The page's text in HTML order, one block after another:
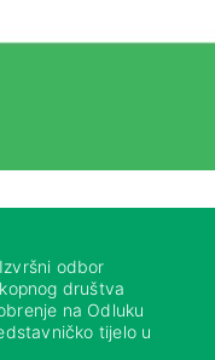
odbor
društva
na Odluku
tijelo u